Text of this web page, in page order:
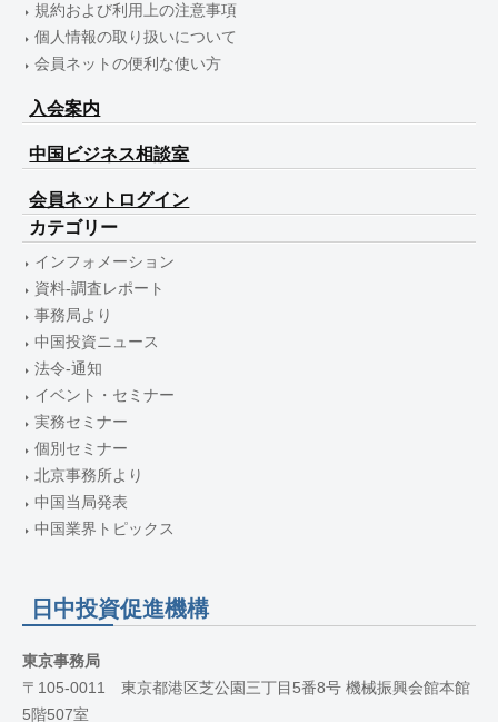
規約および利用上の注意事項
個人情報の取り扱いについて
会員ネットの便利な使い方
入会案内
中国ビジネス相談室
会員ネットログイン
カテゴリー
インフォメーション
資料-調査レポート
事務局より
中国投資ニュース
法令-通知
イベント・セミナー
実務セミナー
個別セミナー
北京事務所より
中国当局発表
中国業界トピックス
日中投資促進機構
東京事務局
〒105-0011 東京都港区芝公園三丁目5番8号 機械振興会館本館
5階507室